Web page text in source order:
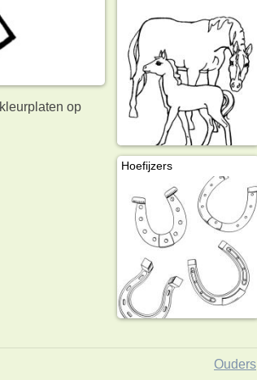
kleurplaten op
Hoefijzers
Ouders